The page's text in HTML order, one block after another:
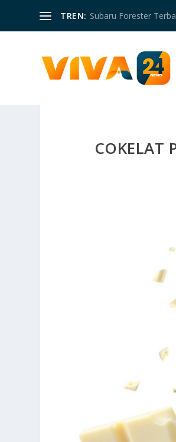
TREN: Subaru Forester
COKELAT